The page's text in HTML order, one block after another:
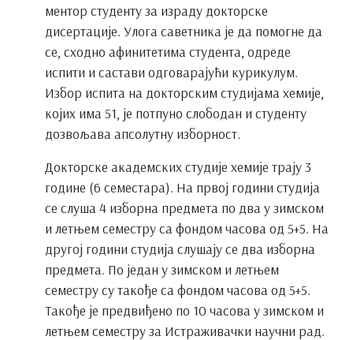
ментор студенту за израду докторске
дисертације. Улога саветника је да помогне да
се, сходно афинитетима студента, одреде
испити и састави одговарајући курикулум.
Избор испита на докторским студијама хемије,
којих има 51, је потпуно слободан и студенту
дозвољава апсолутну изборност.
Докторске академских студије хемије трају 3
године (6 семестара). На првој години студија
се слуша 4 изборна предмета по два у зимском
и летњем семестру са фондом часова од 5+5. На
другој години студија слушају се два изборна
предмета. По један у зимском и летњем
семестру су такође са фондом часова од 5+5.
Такође је предвиђено по 10 часова у зимском и
летњем семестру за Истраживачки научни рад.